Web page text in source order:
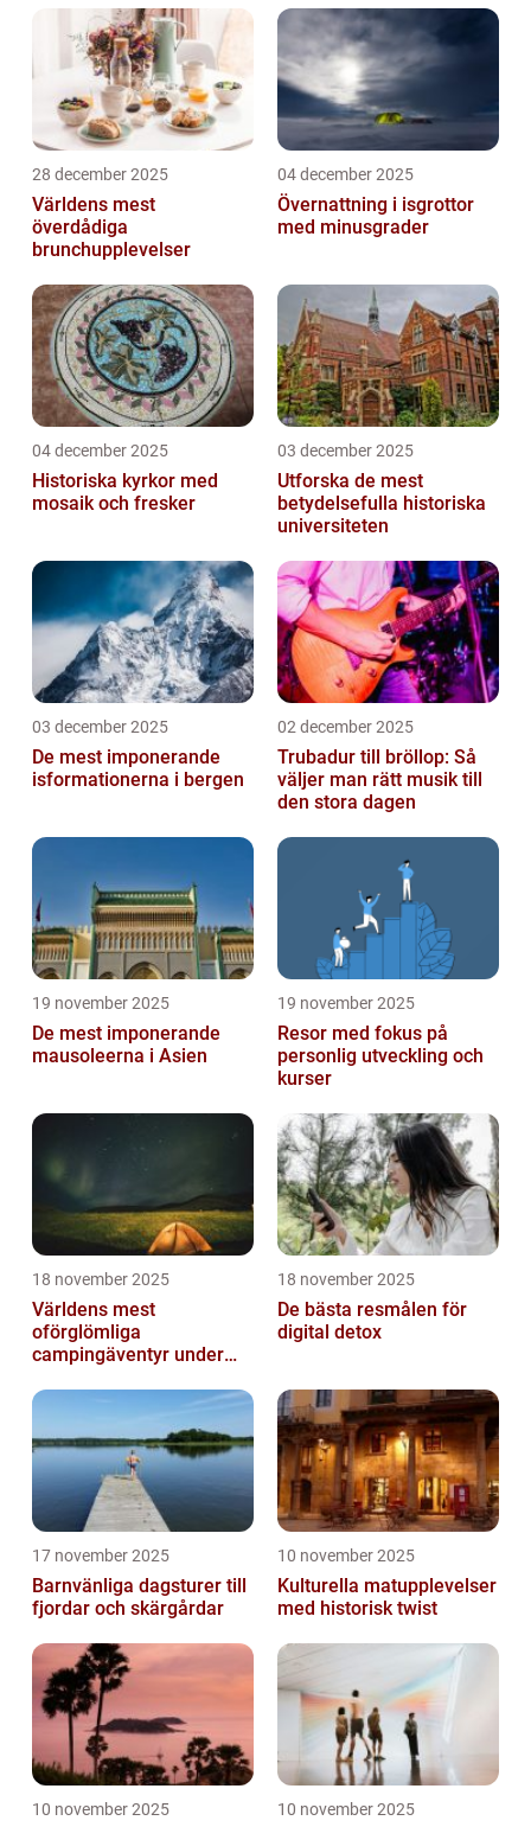
28 december 2025
Världens mest
överdådiga
brunchupplevelser
04 december 2025
Övernattning i isgrottor
med minusgrader
04 december 2025
Historiska kyrkor med
mosaik och fresker
03 december 2025
Utforska de mest
betydelsefulla historiska
universiteten
03 december 2025
De mest imponerande
isformationerna i bergen
02 december 2025
Trubadur till bröllop: Så
väljer man rätt musik till
den stora dagen
19 november 2025
De mest imponerande
mausoleerna i Asien
19 november 2025
Resor med fokus på
personlig utveckling och
kurser
18 november 2025
Världens mest
oförglömliga
campingäventyr under
18 november 2025
De bästa resmålen för
digital detox
17 november 2025
Barnvänliga dagsturer till
fjordar och skärgårdar
10 november 2025
Kulturella matupplevelser
med historisk twist
10 november 2025 10 november 2025